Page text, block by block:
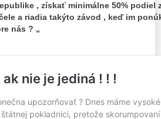
, získať minimálne 50% podiel
a riadia takýto závod , keď im
nás ? „